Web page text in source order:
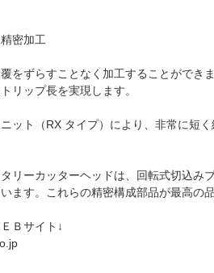
密加工
をずらすことなく加工することができ
リップ長を実現します。
ット（RX タイプ）により、非常に短
リーカッターヘッドは、回転式切込み
ます。これらの精密構成部品が最高の
Ｂサイト↓